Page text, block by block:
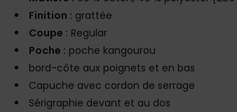
Finition : grattée
Coupe : Regular
Poche : poche kangourou
bord-côte aux poignets et en bas
Capuche avec cordon de serrage
Sérigraphie devant et au dos